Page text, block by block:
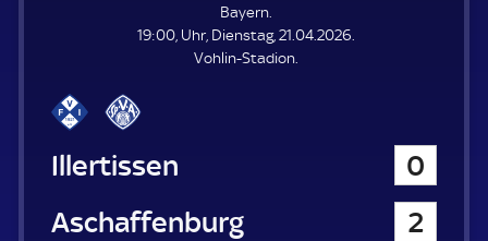
N
D
E
Bayern.
19:00, Uhr, Dienstag, 21.04.2026.
Vohlin-Stadion.
FV Illertissen
0
Viktoria Aschaffenburg
2